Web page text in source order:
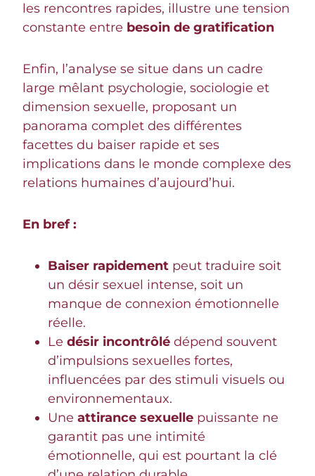
les rencontres rapides, illustre une tension
constante entre besoin de gratification
Enfin, l’analyse se situe dans un cadre
large mêlant psychologie, sociologie et
dimension sexuelle, proposant un
panorama complet des différentes
facettes du baiser rapide et ses
implications dans le monde complexe des
relations humaines d’aujourd’hui.
En bref :
Baiser rapidement peut traduire soit
un désir sexuel intense, soit un
manque de connexion émotionnelle
réelle.
Le désir incontrôlé dépend souvent
d’impulsions sexuelles fortes,
influencées par des stimuli visuels ou
environnementaux.
Une attirance sexuelle puissante ne
garantit pas une intimité
émotionnelle, qui est pourtant la clé